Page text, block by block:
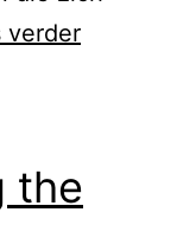
verder
the